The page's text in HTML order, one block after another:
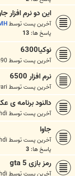
اين دو نرم افزار
آخرین پست توسط
پاسخ ها: 13
نوکیا6300
آخرین پست توسط
نرم افزار 6500
آخرین پست توسط
دالنود برنامه ی
آخرین پست توسط
جاوا
آخرین پست توسط
پاسخ ها: 3
رمز بازی gta 5
آخرین پست توسط